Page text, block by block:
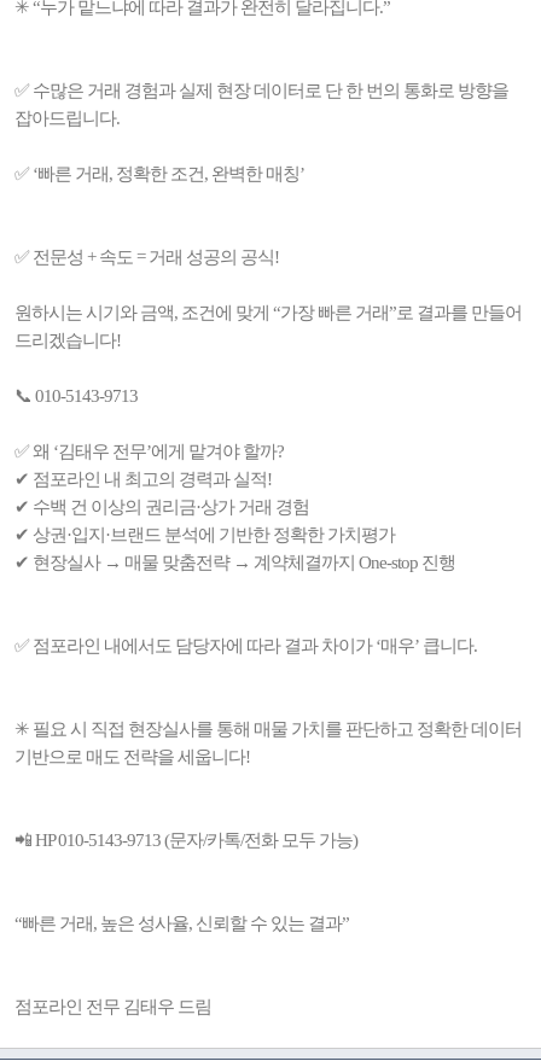
✳ “누가 맡느냐에 따라 결과가 완전히 달라집니다.”
✅ 수많은 거래 경험과 실제 현장 데이터로 단 한 번의 통화로 방향을
잡아드립니다.
✅ ‘빠른 거래, 정확한 조건, 완벽한 매칭’
✅ 전문성 + 속도 = 거래 성공의 공식!
원하시는 시기와 금액, 조건에 맞게 “가장 빠른 거래”로 결과를 만들어
드리겠습니다!
📞 010-5143-9713
✅ 왜 ‘김태우 전무’에게 맡겨야 할까?
✔ 점포라인 내 최고의 경력과 실적!
✔ 수백 건 이상의 권리금·상가 거래 경험
✔ 상권·입지·브랜드 분석에 기반한 정확한 가치평가
✔ 현장실사 → 매물 맞춤전략 → 계약체결까지 One-stop 진행
✅ 점포라인 내에서도 담당자에 따라 결과 차이가 ‘매우’ 큽니다.
✳ 필요 시 직접 현장실사를 통해 매물 가치를 판단하고 정확한 데이터
기반으로 매도 전략을 세웁니다!
📲 HP 010-5143-9713 (문자/카톡/전화 모두 가능)
“빠른 거래, 높은 성사율, 신뢰할 수 있는 결과”
점포라인 전무 김태우 드림